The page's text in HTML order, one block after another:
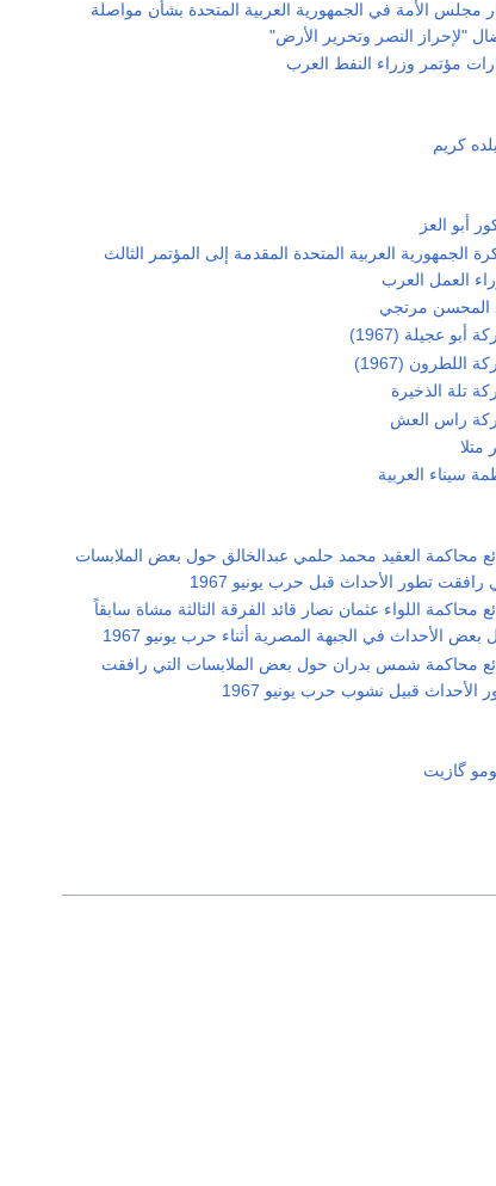
مجلس الأمة في الجمهورية العربية المتحدة بشأن مواصلة
"لإحراز النصر وتحرير الأرض"
مؤتمر وزراء النفط العرب
كريم
أبو العز
الجمهورية العربية المتحدة المقدمة إلى المؤتمر الثالث
العمل العرب
المحسن مرتجي
أبو عجيلة (1967)
اللطرون (1967)
تلة الذخيرة
راس العش
متلا
سيناء العربية
محاكمة العقيد محمد حلمي عبدالخالق حول بعض الملابسات
رافقت تطور الأحداث قبل حرب يونيو 1967
محاكمة اللواء عثمان نصار قائد الفرقة الثالثة مشاة سابقاً
بعض الأحداث في الجبهة المصرية أثناء حرب يونيو 1967
محاكمة شمس بدران حول بعض الملابسات التي رافقت
الأحداث قبيل نشوب حرب يونيو 1967
گازيت